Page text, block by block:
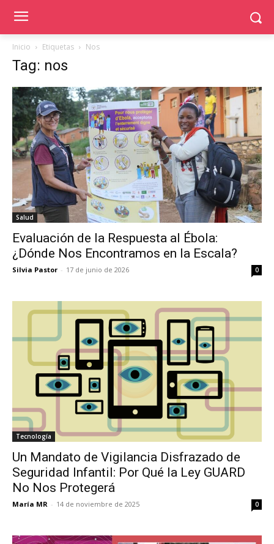
Inicio Etiquetas Nos
Tag: nos
Salud
Evaluación de la Respuesta al Ébola:
¿Dónde Nos Encontramos en la Escala?
Silvia Pastor - 17 de junio de 2026 0
Tecnología
Un Mandato de Vigilancia Disfrazado de
Seguridad Infantil: Por Qué la Ley GUARD
No Nos Protegerá
María MR - 14 de noviembre de 2025 0